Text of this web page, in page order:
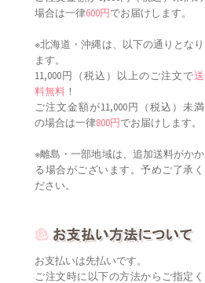
場合は一律600円でお届けします。
※北海道・沖縄は、以下の通りとなり
ます。
11,000円（税込）以上のご注文で送
料無料 ！
ご注文金額が11,000円（税込）未満
の場合は一律800円でお届けします。
※離島・一部地域は、追加送料がかか
る場合がございます。予めご了承く
ださい。
お支払いは先払いです。
ご注文時に以下の方法からご指定く